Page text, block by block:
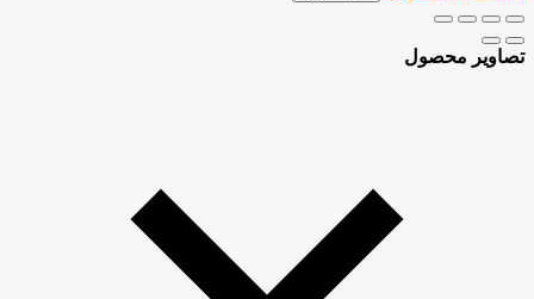
تصاویر محصول